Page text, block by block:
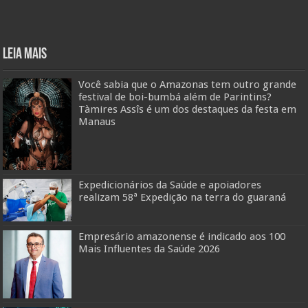
Leia mais
Você sabia que o Amazonas tem outro grande
festival de boi-bumbá além de Parintins?
Tàmires Assîs é um dos destaques da festa em
Manaus
Expedicionários da Saúde e apoiadores
realizam 58ª Expedição na terra do guaraná
Empresário amazonense é indicado aos 100
Mais Influentes da Saúde 2026